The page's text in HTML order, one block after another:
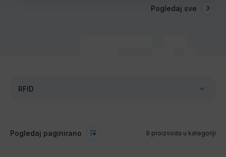
Pogledaj sve
RFID
Pogledaj paginirano 9 proizvoda u kategoriji